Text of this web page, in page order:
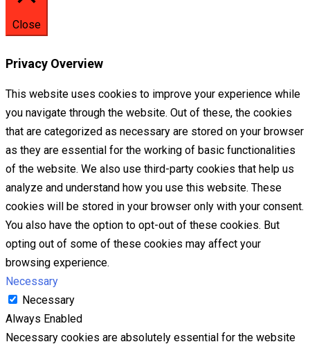
Close
Privacy Overview
This website uses cookies to improve your experience while
you navigate through the website. Out of these, the cookies
that are categorized as necessary are stored on your browser
as they are essential for the working of basic functionalities
of the website. We also use third-party cookies that help us
analyze and understand how you use this website. These
cookies will be stored in your browser only with your consent.
You also have the option to opt-out of these cookies. But
opting out of some of these cookies may affect your
browsing experience.
Necessary
Necessary
Always Enabled
Necessary cookies are absolutely essential for the website